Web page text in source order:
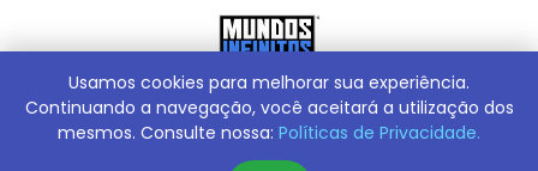
Mundos Infinitos - Publicações e Geek Store |ContentStuff
Publicações e Assinaturas Ltda. CNPJ - 05.859.917/0001-60.
Conheça nossa Loja Física:Rua Machado Bitencourt, 291 -
Usamos cookies para melhorar sua experiência.
Continuando a navegação, você aceitará a utilização dos
mesmos. Consulte nossa: Políticas de Privacidade.